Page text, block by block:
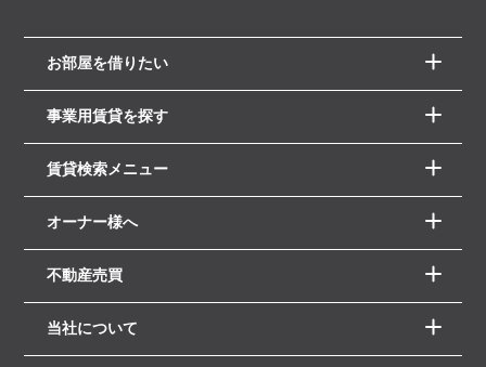
お部屋を借りたい
事業用賃貸を探す
賃貸検索メニュー
オーナー様へ
不動産売買
当社について